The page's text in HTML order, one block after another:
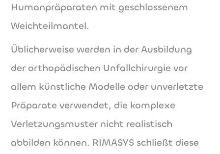
Humanpräparaten mit geschlossenem
Weichteilmantel.
Üblicherweise werden in der Ausbildung
der orthopädischen Unfallchirurgie vor
allem künstliche Modelle oder unverletzte
Präparate verwendet, die komplexe
Verletzungsmuster nicht realistisch
abbilden können. RIMASYS schließt diese